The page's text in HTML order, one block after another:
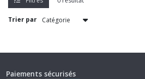
Trier par
Paiements sécurisés